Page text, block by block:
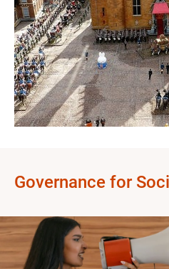
Governance for